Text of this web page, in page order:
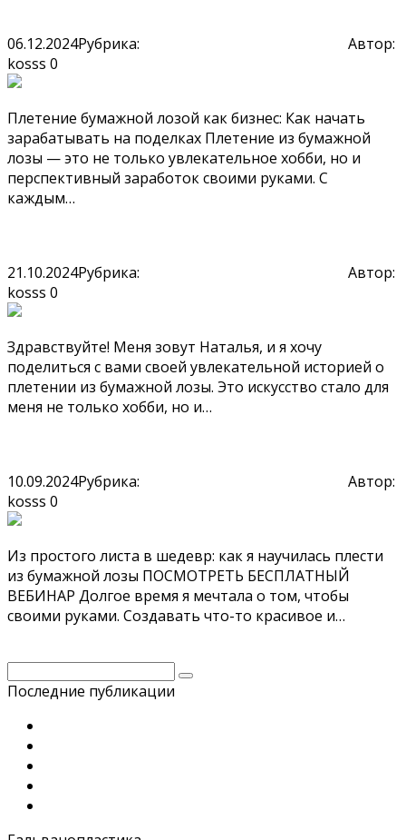
06.12.2024Рубрика:
Автор:
kosss 0
Плетение бумажной лозой как бизнес: Как начать
зарабатывать на поделках Плетение из бумажной
лозы — это не только увлекательное хобби, но и
перспективный заработок своими руками. С
каждым…
21.10.2024Рубрика:
Автор:
kosss 0
Здравствуйте! Меня зовут Наталья, и я хочу
поделиться с вами своей увлекательной историей о
плетении из бумажной лозы. Это искусство стало для
меня не только хобби, но и…
10.09.2024Рубрика:
Автор:
kosss 0
Из простого листа в шедевр: как я научилась плести
из бумажной лозы ПОСМОТРЕТЬ БЕСПЛАТНЫЙ
ВЕБИНАР Долгое время я мечтала о том, чтобы
своими руками. Создавать что-то красивое и…
Поиск:
Последние публикации